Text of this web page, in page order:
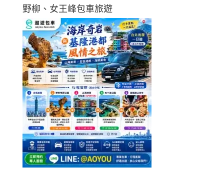
野柳、女王峰包車旅遊